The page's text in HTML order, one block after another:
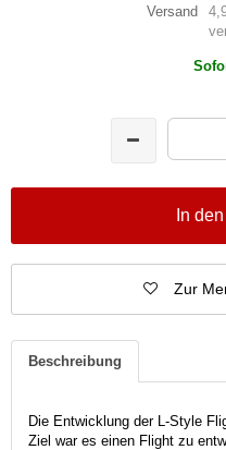
Versand
In
Zur
Beschreibung
Die Entwicklung der L-Style
Ziel war es einen Flight zu